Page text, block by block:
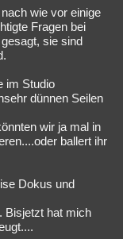
wie vor einige
Fragen bei
sie sind
im Studio
dünnen Seilen
wir ja mal in
ballert ihr
Dokus und
Bisjetzt hat mich